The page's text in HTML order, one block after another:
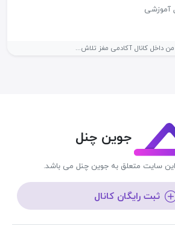
آموزشی
داخل کانال آکادمی مغز تلاش...
جوین چنل
سایت متعلق به جوین چنل می باشد.
ثبت رایگان کانال